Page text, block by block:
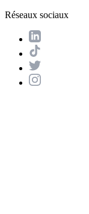
Réseaux sociaux